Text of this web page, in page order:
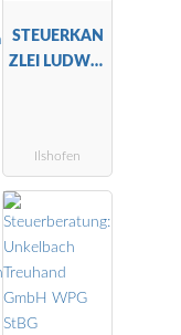
STEUERKAN
ZLEI LUDWIG
Buchstelle
Ilshofen